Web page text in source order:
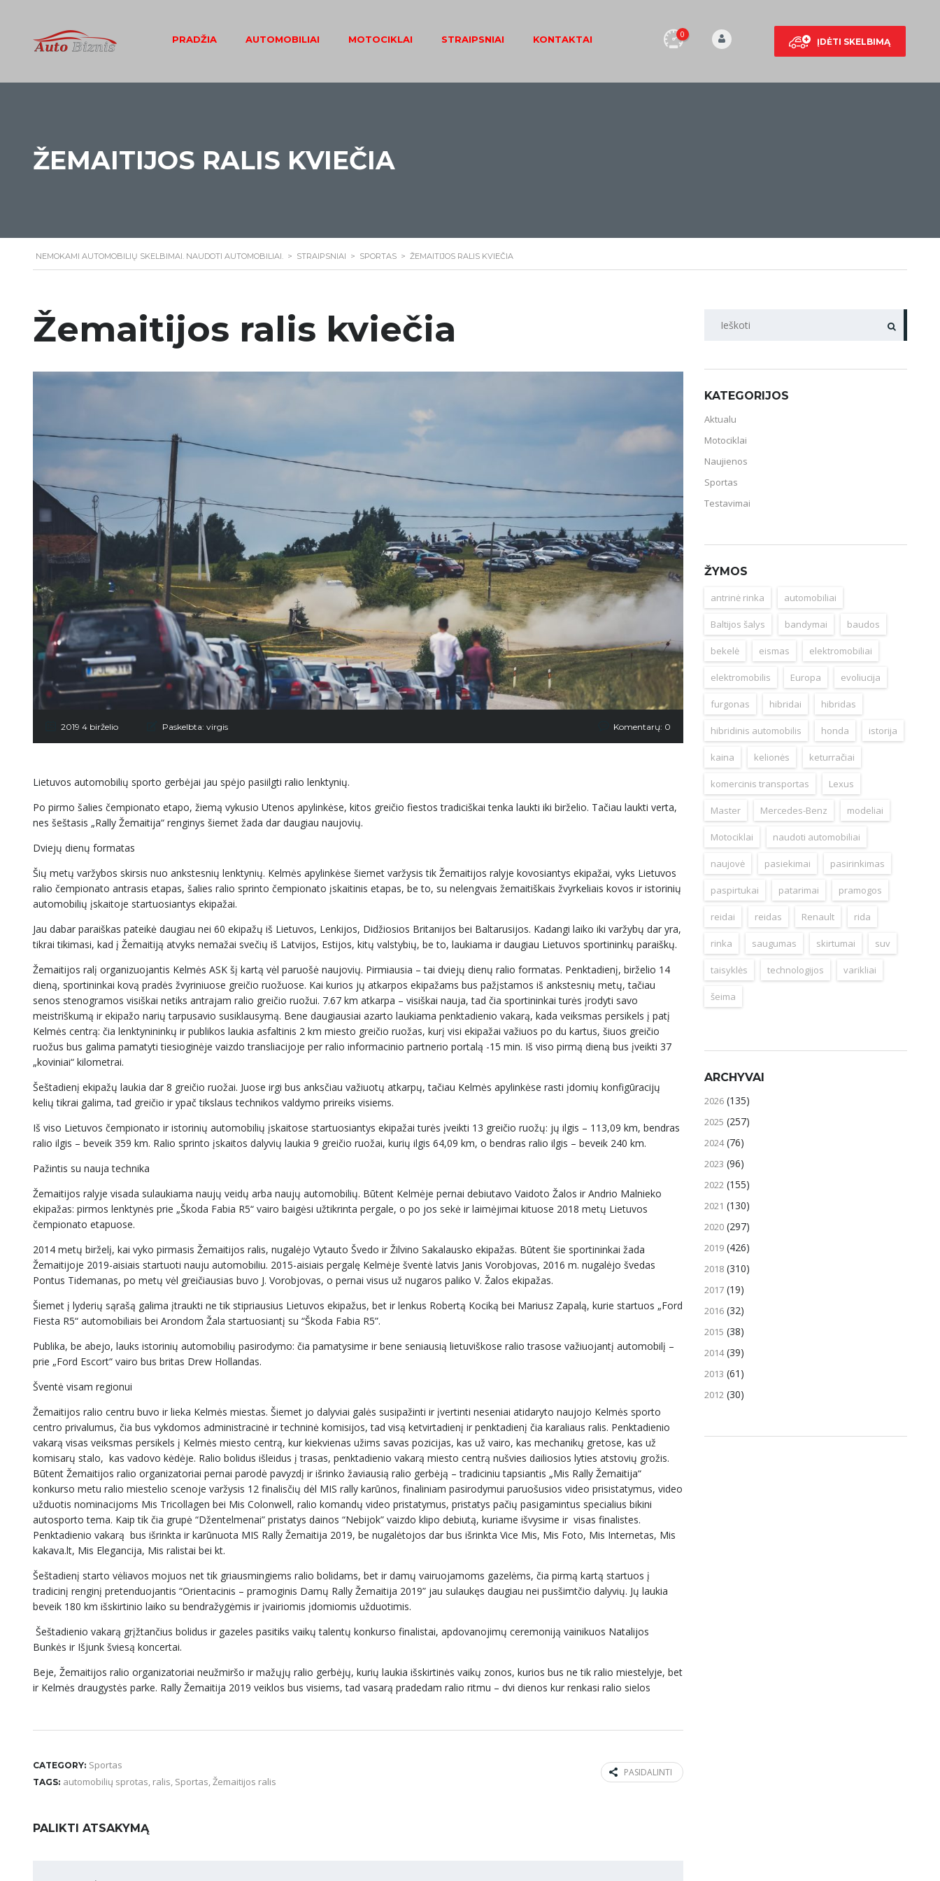
ĮDĖTI SKELBIMĄ
0
PRADŽIA AUTOMOBILIAI MOTOCIKLAI STRAIPSNIAI KONTAKTAI
ŽEMAITIJOS RALIS KVIEČIA
NEMOKAMI AUTOMOBILIŲ SKELBIMAI. NAUDOTI AUTOMOBILIAI. > STRAIPSNIAI > SPORTAS > ŽEMAITIJOS RALIS KVIEČIA
Žemaitijos ralis kviečia
2019 4 birželio Paskelbta: virgis Komentarų: 0
Lietuvos automobilių sporto gerbėjai jau spėjo pasiilgti ralio lenktynių.
Po pirmo šalies čempionato etapo, žiemą vykusio Utenos apylinkėse, kitos greičio fiestos tradiciškai tenka laukti iki birželio. Tačiau laukti verta,
nes šeštasis „Rally Žemaitija“ renginys šiemet žada dar daugiau naujovių.
Dviejų dienų formatas
Šių metų varžybos skirsis nuo ankstesnių lenktynių. Kelmės apylinkėse šiemet varžysis tik Žemaitijos ralyje kovosiantys ekipažai, vyks Lietuvos
ralio čempionato antrasis etapas, šalies ralio sprinto čempionato įskaitinis etapas, be to, su nelengvais žemaitiškais žvyrkeliais kovos ir istorinių
automobilių įskaitoje startuosiantys ekipažai.
Jau dabar paraiškas pateikė daugiau nei 60 ekipažų iš Lietuvos, Lenkijos, Didžiosios Britanijos bei Baltarusijos. Kadangi laiko iki varžybų dar yra,
tikrai tikimasi, kad į Žemaitiją atvyks nemažai svečių iš Latvijos, Estijos, kitų valstybių, be to, laukiama ir daugiau Lietuvos sportininkų paraiškų.
Žemaitijos ralį organizuojantis Kelmės ASK šį kartą vėl paruošė naujovių. Pirmiausia – tai dviejų dienų ralio formatas. Penktadienį, birželio 14
dieną, sportininkai kovą pradės žvyriniuose greičio ruožuose. Kai kurios jų atkarpos ekipažams bus pažįstamos iš ankstesnių metų, tačiau
senos stenogramos visiškai netiks antrajam ralio greičio ruožui. 7.67 km atkarpa – visiškai nauja, tad čia sportininkai turės įrodyti savo
meistriškumą ir ekipažo narių tarpusavio susiklausymą. Bene daugiausiai azarto laukiama penktadienio vakarą, kada veiksmas persikels į patį
Kelmės centrą: čia lenktynininkų ir publikos laukia asfaltinis 2 km miesto greičio ruožas, kurį visi ekipažai važiuos po du kartus, šiuos greičio
ruožus bus galima pamatyti tiesioginėje vaizdo transliacijoje per ralio informacinio partnerio portalą -15 min. Iš viso pirmą dieną bus įveikti 37
„koviniai“ kilometrai.
Šeštadienį ekipažų laukia dar 8 greičio ruožai. Juose irgi bus anksčiau važiuotų atkarpų, tačiau Kelmės apylinkėse rasti įdomių konfigūracijų
kelių tikrai galima, tad greičio ir ypač tikslaus technikos valdymo prireiks visiems.
Iš viso Lietuvos čempionato ir istorinių automobilių įskaitose startuosiantys ekipažai turės įveikti 13 greičio ruožų: jų ilgis – 113,09 km, bendras
ralio ilgis – beveik 359 km. Ralio sprinto įskaitos dalyvių laukia 9 greičio ruožai, kurių ilgis 64,09 km, o bendras ralio ilgis – beveik 240 km.
Pažintis su nauja technika
Žemaitijos ralyje visada sulaukiama naujų veidų arba naujų automobilių. Būtent Kelmėje pernai debiutavo Vaidoto Žalos ir Andrio Malnieko
ekipažas: pirmos lenktynės prie „Škoda Fabia R5“ vairo baigėsi užtikrinta pergale, o po jos sekė ir laimėjimai kituose 2018 metų Lietuvos
čempionato etapuose.
2014 metų birželį, kai vyko pirmasis Žemaitijos ralis, nugalėjo Vytauto Švedo ir Žilvino Sakalausko ekipažas. Būtent šie sportininkai žada
Žemaitijoje 2019-aisiais startuoti nauju automobiliu. 2015-aisiais pergalę Kelmėje šventė latvis Janis Vorobjovas, 2016 m. nugalėjo švedas
Pontus Tidemanas, po metų vėl greičiausias buvo J. Vorobjovas, o pernai visus už nugaros paliko V. Žalos ekipažas.
Šiemet į lyderių sąrašą galima įtraukti ne tik stipriausius Lietuvos ekipažus, bet ir lenkus Robertą Kociką bei Mariusz Zapalą, kurie startuos „Ford
Fiesta R5“ automobiliais bei Arondom Žala startuosiantį su “Škoda Fabia R5”.
Publika, be abejo, lauks istorinių automobilių pasirodymo: čia pamatysime ir bene seniausią lietuviškose ralio trasose važiuojantį automobilį –
prie „Ford Escort“ vairo bus britas Drew Hollandas.
Šventė visam regionui
Žemaitijos ralio centru buvo ir lieka Kelmės miestas. Šiemet jo dalyviai galės susipažinti ir įvertinti neseniai atidaryto naujojo Kelmės sporto
centro privalumus, čia bus vykdomos administracinė ir techninė komisijos, tad visą ketvirtadienį ir penktadienį čia karaliaus ralis. Penktadienio
vakarą visas veiksmas persikels į Kelmės miesto centrą, kur kiekvienas užims savas pozicijas, kas už vairo, kas mechanikų gretose, kas už
komisarų stalo, kas vadovo kėdėje. Ralio bolidus išleidus į trasas, penktadienio vakarą miesto centrą nušvies dailiosios lyties atstovių grožis.
Būtent Žemaitijos ralio organizatoriai pernai parodė pavyzdį ir išrinko žaviausią ralio gerbėją – tradiciniu tapsiantis „Mis Rally Žemaitija“
konkurso metu ralio miestelio scenoje varžysis 12 finalisčių dėl MIS rally karūnos, finaliniam pasirodymui paruošusios video prisistatymus, video
užduotis nominacijoms Mis Tricollagen bei Mis Colonwell, ralio komandų video pristatymus, pristatys pačių pasigamintus specialius bikini
autosporto tema. Kaip tik čia grupė “Džentelmenai” pristatys dainos “Nebijok” vaizdo klipo debiutą, kuriame išvysime ir visas finalistes.
Penktadienio vakarą bus išrinkta ir karūnuota MIS Rally Žemaitija 2019, be nugalėtojos dar bus išrinkta Vice Mis, Mis Foto, Mis Internetas, Mis
kakava.lt, Mis Elegancija, Mis ralistai bei kt.
Šeštadienį starto vėliavos mojuos net tik griausmingiems ralio bolidams, bet ir damų vairuojamoms gazelėms, čia pirmą kartą startuos į
tradicinį renginį pretenduojantis “Orientacinis – pramoginis Damų Rally Žemaitija 2019” jau sulaukęs daugiau nei pusšimtčio dalyvių. Jų laukia
beveik 180 km išskirtinio laiko su bendražygėmis ir įvairiomis įdomiomis užduotimis.
Šeštadienio vakarą grįžtančius bolidus ir gazeles pasitiks vaikų talentų konkurso finalistai, apdovanojimų ceremoniją vainikuos Natalijos
Bunkės ir Išjunk šviesą koncertai.
Beje, Žemaitijos ralio organizatoriai neužmiršo ir mažųjų ralio gerbėjų, kurių laukia išskirtinės vaikų zonos, kurios bus ne tik ralio miestelyje, bet
ir Kelmės draugystės parke. Rally Žemaitija 2019 veiklos bus visiems, tad vasarą pradedam ralio ritmu – dvi dienos kur renkasi ralio sielos
CATEGORY: Sportas
TAGS: automobilių sprotas, ralis, Sportas,Žemaitijos ralis
PASIDALINTI
PALIKTI ATSAKYMĄ
PAIEŠKA
KATEGORIJOS
Aktualu
Motociklai
Naujienos
Sportas
Testavimai
ŽYMOS
antrinė rinka automobiliai
Baltijos šalys bandymai baudos
bekelė eismas elektromobiliai
elektromobilis Europa evoliucija
furgonas hibridai hibridas
hibridinis automobilis honda istorija
kaina kelionės keturračiai
komercinis transportas Lexus
Master Mercedes-Benz modeliai
Motociklai naudoti automobiliai
naujovė pasiekimai pasirinkimas
paspirtukai patarimai pramogos
reidai reidas Renault rida
rinka saugumas skirtumai suv
taisyklės technologijos varikliai
šeima
ARCHYVAI
2026 (135)
2025 (257)
2024(76)
2023 (96)
2022 (155)
2021 (130)
2020 (297)
2019 (426)
2018 (310)
2017 (19)
2016 (32)
2015 (38)
2014(39)
2013 (61)
2012 (30)